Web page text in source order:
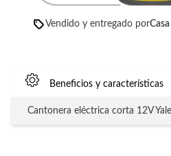
Vendido y entregado por
Beneficios y características
Cantonera eléctrica corta 12V